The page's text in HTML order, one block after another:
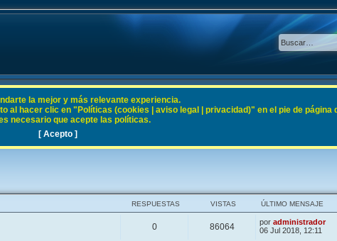
RESPUESTAS VISTAS ÚLTIMO MENSAJE
0 86064 por administrador
06 Jul 2018, 12:11
la mejor y más relevante experiencia.
al hacer clic en "Políticas (cookies | aviso legal | privacidad)" en el pie de página
necesario que acepte las políticas.
[ Acepto ]